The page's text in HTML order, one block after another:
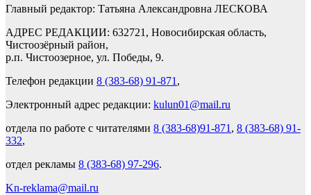
Главный редактор: Татьяна Александровна ЛЕСКОВА
АДРЕС РЕДАКЦИИ: 632721, Новосибирская область,
Чистоозёрный район,
р.п. Чистоозерное, ул. Победы, 9.
Телефон редакции 8 (383-68) 91-871 ,
Электронный адрес редакции: kulun01@mail.ru
отдела по работе с читателями 8 (383-68)91-871 , 8 (383-68) 91-
332,
отдел рекламы 8 (383-68) 97-296.
Kn-reklama@mail.ru